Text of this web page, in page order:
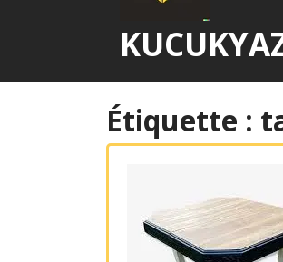
Étiquette :